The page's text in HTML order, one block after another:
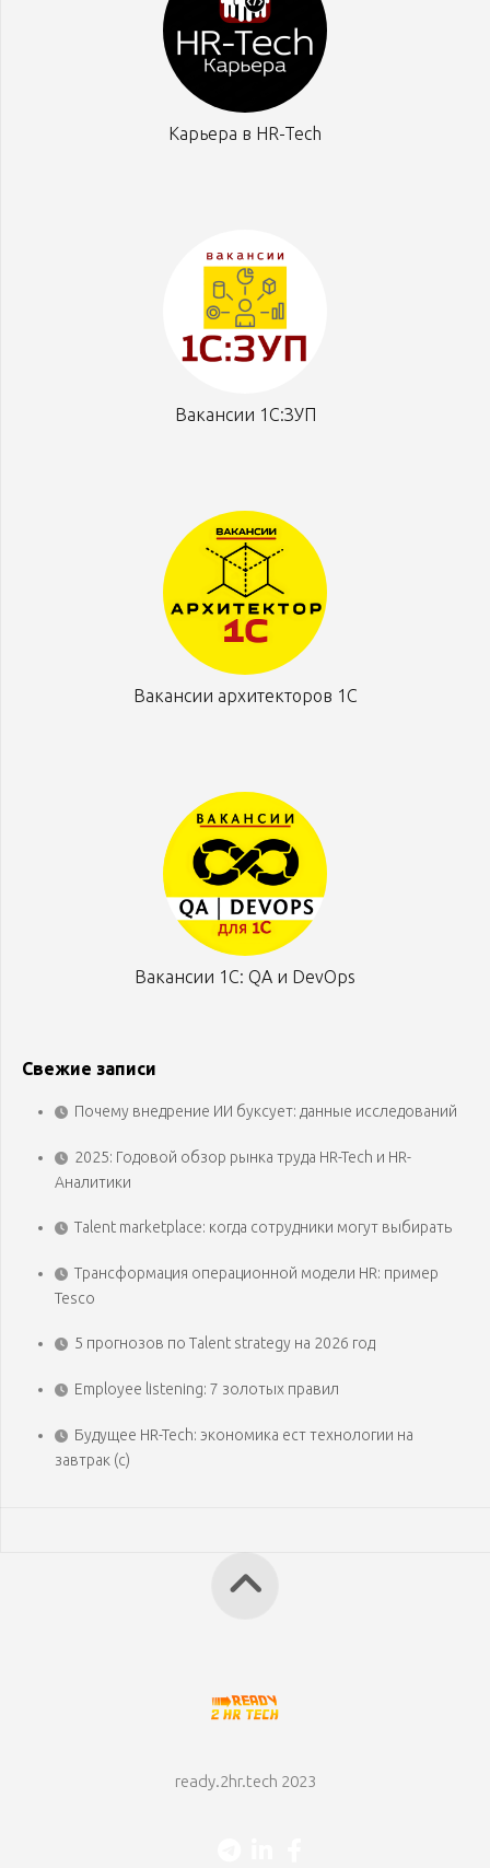
Карьера в HR-Tech
Вакансии 1С:ЗУП
Вакансии архитекторов 1С
Вакансии 1С: QA и DevOps
Свежие записи
Почему внедрение ИИ буксует: данные исследований
2025: Годовой обзор рынка труда HR-Tech и HR-
Аналитики
Talent marketplace: когда сотрудники могут выбирать
Трансформация операционной модели HR: пример
Tesco
5 прогнозов по Talent strategy на 2026 год
Employee listening: 7 золотых правил
Будущее HR-Tech: экономика ест технологии на
завтрак (с)
ready.2hr.tech 2023